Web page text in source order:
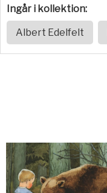
Ingår i kollektion:
Albert Edelfelt